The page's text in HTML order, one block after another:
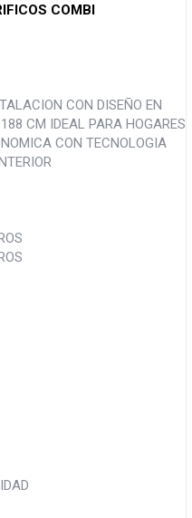
COMBI
CON DISEÑO EN
CM IDEAL PARA HOGARES
CON TECNOLOGIA